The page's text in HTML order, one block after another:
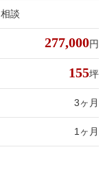
相談
277,000円
155坪
3ヶ月
1ヶ月